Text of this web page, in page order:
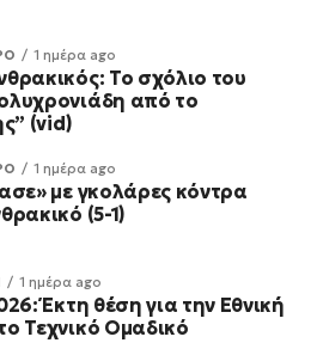
1 ημέρα ago
Το σχόλιο του
από το
(vid)
1 ημέρα ago
με γκολάρες κόντρα
(5-1)
1 ημέρα ago
Έκτη θέση για την Εθνική
Τεχνικό Ομαδικό